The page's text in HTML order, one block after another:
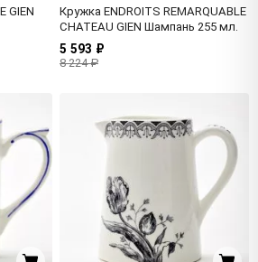
GIEN
Кружка ENDROITS REMARQUABLE
CHATEAU GIEN Шампань 255 мл.
5 593 ₽
8 224 ₽